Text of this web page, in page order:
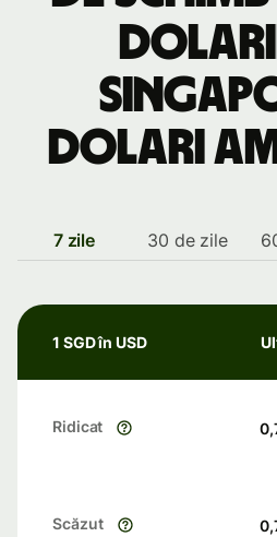
dolari
7 zile 30 de zile
1 SGD în USD
Ridicat
Scăzut